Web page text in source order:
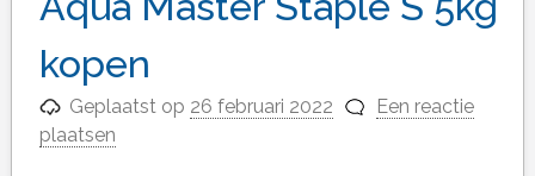
kopen
Geplaatst op 26 februari 2022
Een reactie
plaatsen